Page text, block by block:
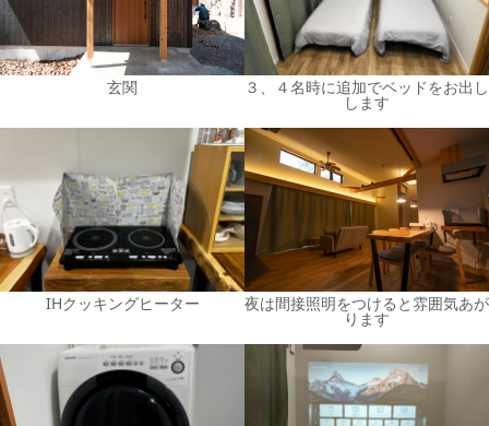
玄関 ３、４名時に追加でベッドをお出し
します
IHクッキングヒーター 夜は間接照明をつけると雰囲気あが
ります